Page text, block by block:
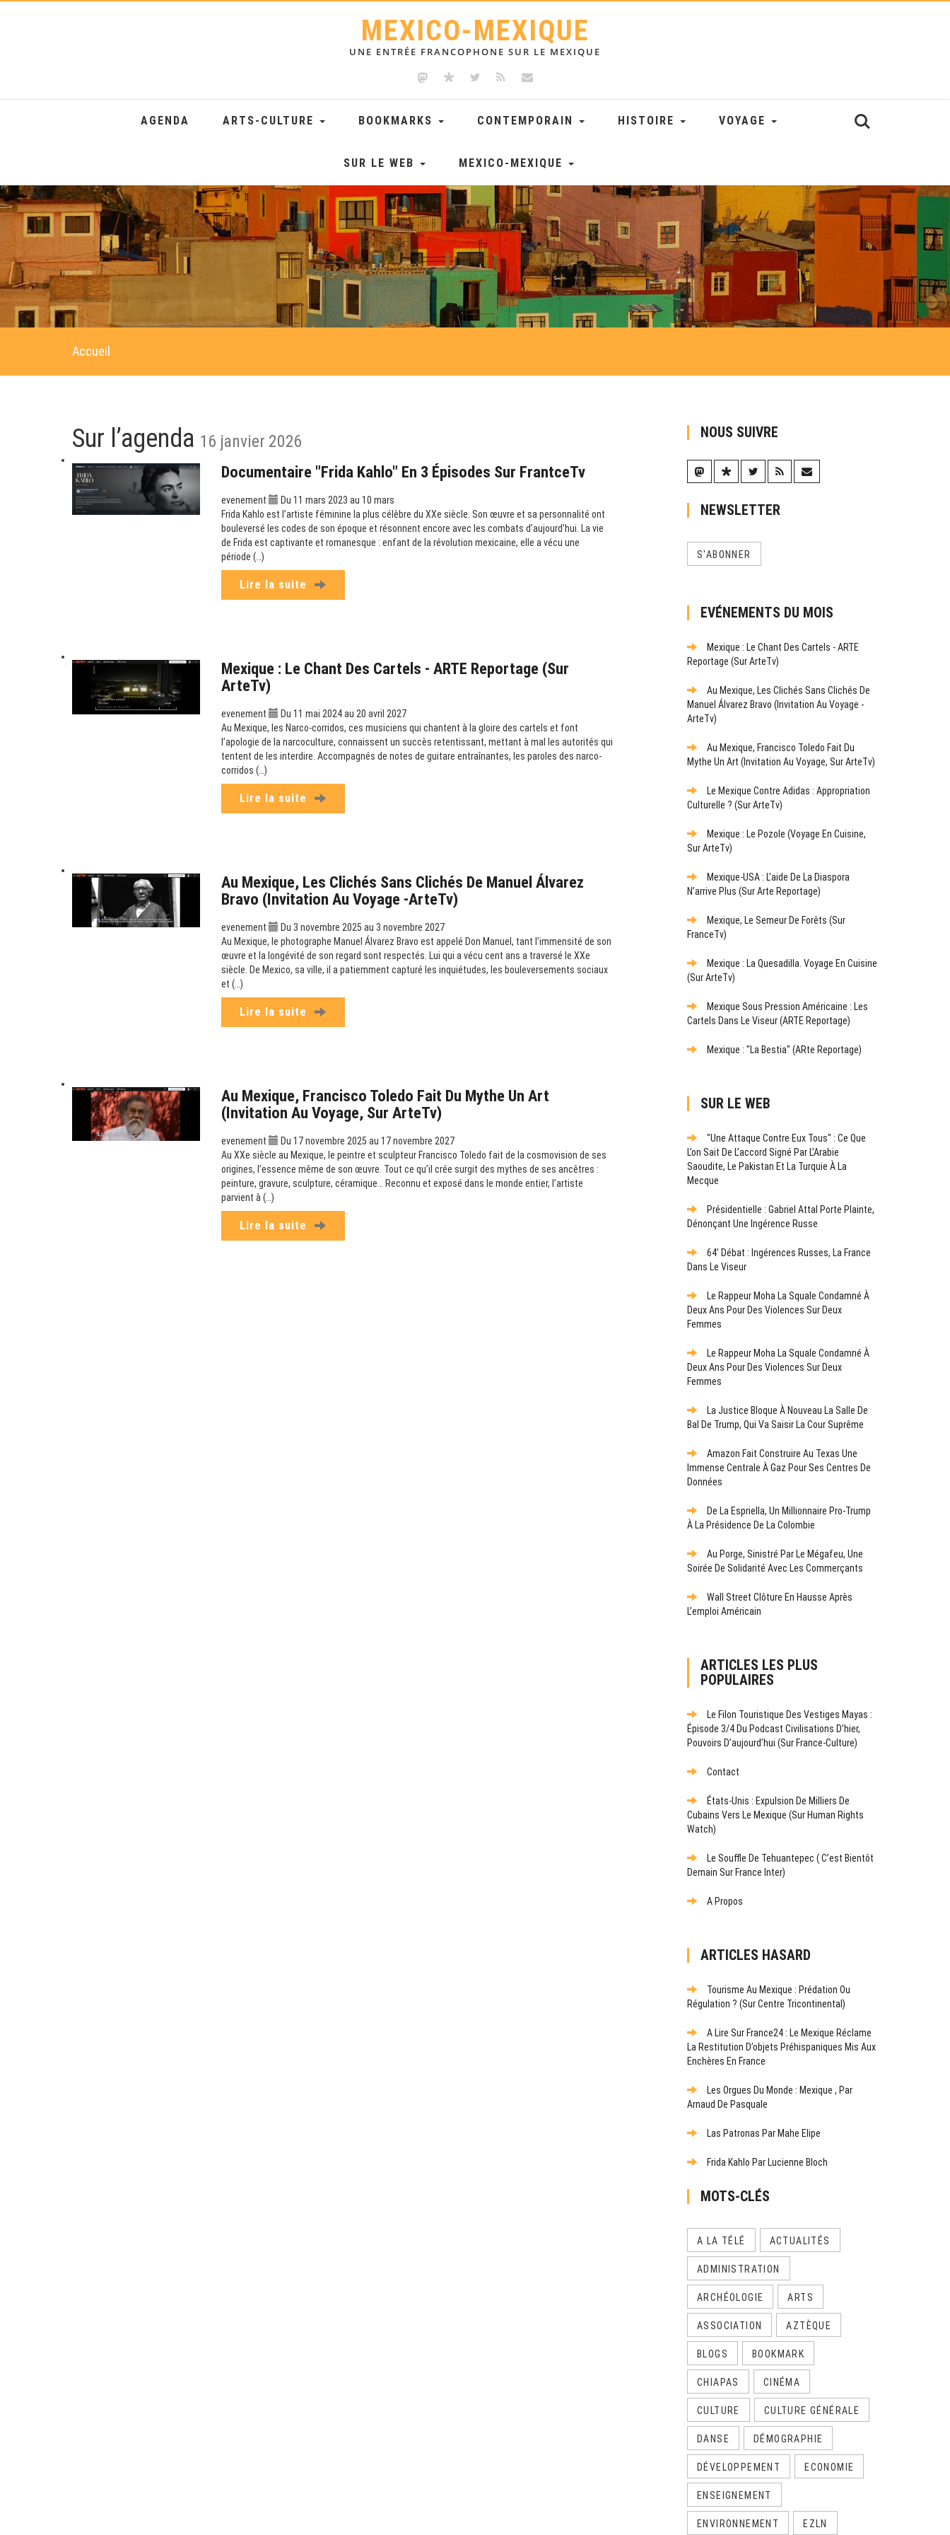
MEXICO-MEXIQUE
UNE ENTRÉE FRANCOPHONE SUR LE MEXIQUE
AGENDA ARTS-CULTURE BOOKMARKS CONTEMPORAIN HISTOIRE VOYAGE
SUR LE WEB MEXICO-MEXIQUE
Accueil
Sur l’agenda 16 janvier 2026
Documentaire "Frida Kahlo" En 3 Épisodes Sur FrantceTv
evenement
Du 11 mars 2023 au 10 mars
Frida Kahlo est l’artiste féminine la plus célèbre du XXe siècle. Son œuvre et sa personnalité ont
bouleversé les codes de son époque et résonnent encore avec les combats d’aujourd’hui. La vie
de Frida est captivante et romanesque : enfant de la révolution mexicaine, elle a vécu une
période (…)
Lire la suite
Mexique : Le Chant Des Cartels - ARTE Reportage (sur
ArteTv)
evenement
Du 11 mai 2024 au 20 avril 2027
Au Mexique, les Narco-corridos, ces musiciens qui chantent à la gloire des cartels et font
l’apologie de la narcoculture, connaissent un succès retentissant, mettant à mal les autorités qui
tentent de les interdire. Accompagnés de notes de guitare entraînantes, les paroles des narco-
corridos (…)
Lire la suite
Au Mexique, Les Clichés Sans Clichés De Manuel Álvarez
Bravo (Invitation Au Voyage -ArteTv)
evenement
Du 3 novembre 2025 au 3 novembre 2027
Au Mexique, le photographe Manuel Álvarez Bravo est appelé Don Manuel, tant l’immensité de son
œuvre et la longévité de son regard sont respectés. Lui qui a vécu cent ans a traversé le XXe
siècle. De Mexico, sa ville, il a patiemment capturé les inquiétudes, les bouleversements sociaux
et (…)
Lire la suite
Au Mexique, Francisco Toledo Fait Du Mythe Un Art
(Invitation Au Voyage, Sur ArteTv)
evenement
Du 17 novembre 2025 au 17 novembre 2027
Au XXe siècle au Mexique, le peintre et sculpteur Francisco Toledo fait de la cosmovision de ses
origines, l’essence même de son œuvre. Tout ce qu’il crée surgit des mythes de ses ancêtres :
peinture, gravure, sculpture, céramique… Reconnu et exposé dans le monde entier, l’artiste
parvient à (…)
Lire la suite
NOUS SUIVRE
NEWSLETTER
S'ABONNER
EVÉNEMENTS DU MOIS
Mexique : Le Chant Des Cartels - ARTE
Reportage (sur ArteTv)
Au Mexique, Les Clichés Sans Clichés De
Manuel Álvarez Bravo (Invitation Au Voyage -
ArteTv)
Au Mexique, Francisco Toledo Fait Du
Mythe Un Art (Invitation Au Voyage, Sur ArteTv)
Le Mexique Contre Adidas : Appropriation
Culturelle ? (sur ArteTv)
Mexique : Le Pozole (Voyage En Cuisine,
Sur ArteTv)
Mexique-USA : L’aide De La Diaspora
N’arrive Plus (sur Arte Reportage)
Mexique, Le Semeur De Forêts (sur
FranceTv)
Mexique : La Quesadilla. Voyage En Cuisine
(sur ArteTv)
Mexique Sous Pression Américaine : Les
Cartels Dans Le Viseur (ARTE Reportage)
Mexique : "La Bestia" (ARte Reportage)
SUR LE WEB
"Une Attaque Contre Eux Tous" : Ce Que
L’on Sait De L’accord Signé Par L’Arabie
Saoudite, Le Pakistan Et La Turquie À La
Mecque
Présidentielle : Gabriel Attal Porte Plainte,
Dénonçant Une Ingérence Russe
64’ Débat : Ingérences Russes, La France
Dans Le Viseur
Le Rappeur Moha La Squale Condamné À
Deux Ans Pour Des Violences Sur Deux
Femmes
Le Rappeur Moha La Squale Condamné À
Deux Ans Pour Des Violences Sur Deux
Femmes
La Justice Bloque À Nouveau La Salle De
Bal De Trump, Qui Va Saisir La Cour Suprême
Amazon Fait Construire Au Texas Une
Immense Centrale À Gaz Pour Ses Centres De
Données
De La Espriella, Un Millionnaire Pro-Trump
À La Présidence De La Colombie
Au Porge, Sinistré Par Le Mégafeu, Une
Soirée De Solidarité Avec Les Commerçants
Wall Street Clôture En Hausse Après
L’emploi Américain
ARTICLES LES PLUS
POPULAIRES
Le Filon Touristique Des Vestiges Mayas :
Épisode 3/4 Du Podcast Civilisations D’hier,
Pouvoirs D’aujourd’hui (sur France-Culture)
Contact
États-Unis : Expulsion De Milliers De
Cubains Vers Le Mexique (sur Human Rights
Watch)
Le Souffle De Tehuantepec ( C’est Bientôt
Demain Sur France Inter)
A Propos
ARTICLES HASARD
Tourisme Au Mexique : Prédation Ou
Régulation ? (Sur Centre Tricontinental)
A Lire Sur France24 : Le Mexique Réclame
La Restitution D’objets Préhispaniques Mis Aux
Enchères En France
Les Orgues Du Monde : Mexique , Par
Arnaud De Pasquale
Las Patronas Par Mahe Elipe
Frida Kahlo Par Lucienne Bloch
MOTS-CLÉS
A LA TÉLÉ ACTUALITÉS
ADMINISTRATION
ARCHÉOLOGIE ARTS
ASSOCIATION AZTÈQUE
BLOGS BOOKMARK
CHIAPAS CINÉMA
CULTURE CULTURE GÉNÉRALE
DANSE DÉMOGRAPHIE
DÉVELOPPEMENT ECONOMIE
ENSEIGNEMENT
ENVIRONNEMENT EZLN